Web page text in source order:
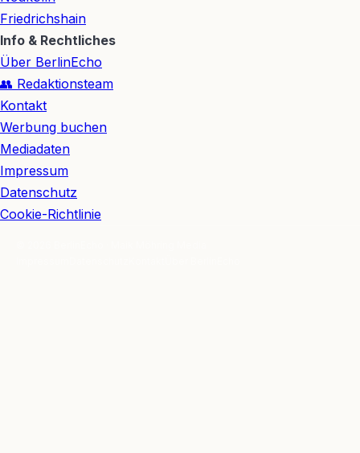
Friedrichshain
Info & Rechtliches
Über BerlinEcho
👥 Redaktionsteam
Kontakt
Werbung buchen
Mediadaten
Impressum
Datenschutz
Cookie-Richtlinie